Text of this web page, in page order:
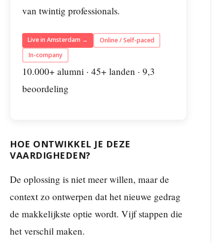
van twintig professionals.
Live in Amsterdam →
Online / Self-paced
In-company
10.000+ alumni · 45+ landen · 9,3
beoordeling
HOE ONTWIKKEL JE DEZE
VAARDIGHEDEN?
De oplossing is niet meer willen, maar de
context zo ontwerpen dat het nieuwe gedrag
de makkelijkste optie wordt. Vijf stappen die
het verschil maken.